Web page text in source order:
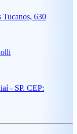
630
- SP. CEP: